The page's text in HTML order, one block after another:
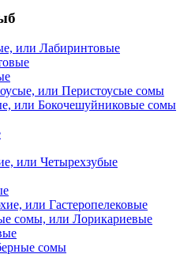
или Лабиринтовые
или Перистоусые сомы
или Бокочешуйниковые сомы
или Четырехзубые
или Гастеропелековые
сомы, или Лорикариевые
сомы